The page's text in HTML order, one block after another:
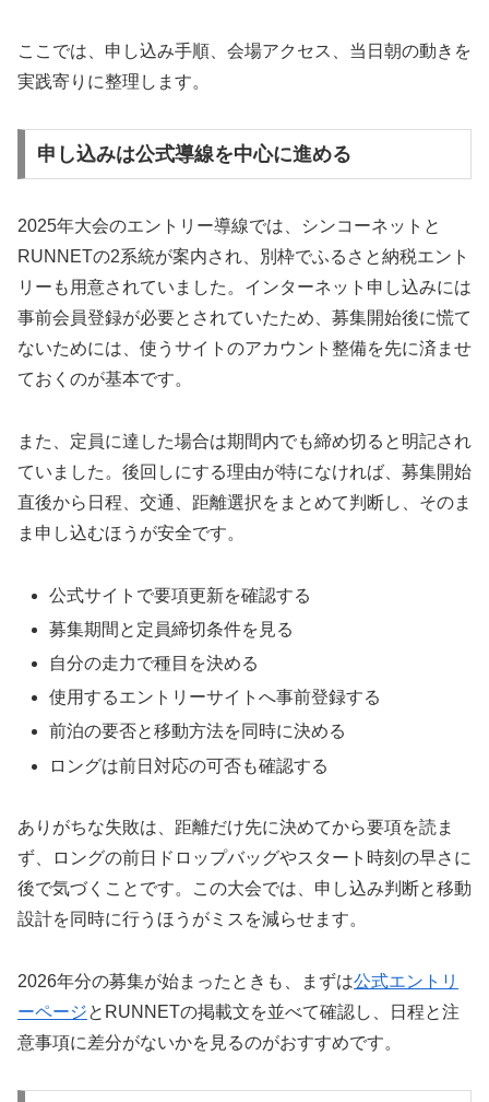
ここでは、申し込み手順、会場アクセス、当日朝の動きを
実践寄りに整理します。
申し込みは公式導線を中心に進める
2025年大会のエントリー導線では、シンコーネットと
RUNNETの2系統が案内され、別枠でふるさと納税エント
リーも用意されていました。インターネット申し込みには
事前会員登録が必要とされていたため、募集開始後に慌て
ないためには、使うサイトのアカウント整備を先に済ませ
ておくのが基本です。
また、定員に達した場合は期間内でも締め切ると明記され
ていました。後回しにする理由が特になければ、募集開始
直後から日程、交通、距離選択をまとめて判断し、そのま
ま申し込むほうが安全です。
公式サイトで要項更新を確認する
募集期間と定員締切条件を見る
自分の走力で種目を決める
使用するエントリーサイトへ事前登録する
前泊の要否と移動方法を同時に決める
ロングは前日対応の可否も確認する
ありがちな失敗は、距離だけ先に決めてから要項を読ま
ず、ロングの前日ドロップバッグやスタート時刻の早さに
後で気づくことです。この大会では、申し込み判断と移動
設計を同時に行うほうがミスを減らせます。
2026年分の募集が始まったときも、まずは公式エントリ
ーページとRUNNETの掲載文を並べて確認し、日程と注
意事項に差分がないかを見るのがおすすめです。